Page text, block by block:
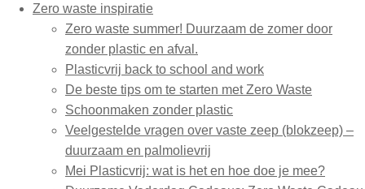
Zero waste inspiratie
Zero waste summer! Duurzaam de zomer door
zonder plastic en afval.
Plasticvrij back to school and work
De beste tips om te starten met Zero Waste
Schoonmaken zonder plastic
Veelgestelde vragen over vaste zeep (blokzeep) –
duurzaam en palmolievrij
Mei Plasticvrij: wat is het en hoe doe je mee?